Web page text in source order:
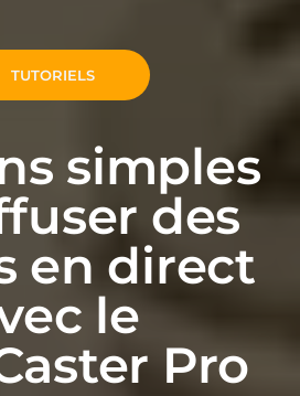
TUTORIELS
simples
des
en direct
le
Pro